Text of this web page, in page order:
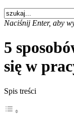
Naciśnij Enter, aby
5
się w
Spis treści